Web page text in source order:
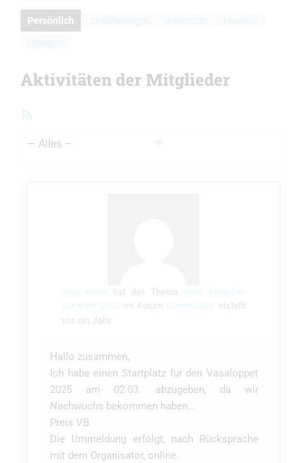
Persönlich
Aktivitäten der Mitglieder
Jens Kinne hat das Thema Biete Startplatz
Vasalauf 2025 im Forum Suche/Biete erstellt
vor ein Jahr
Hallo zusammen,
Ich habe einen Startplatz für den Vasaloppet
2025 am 02.03. abzugeben, da wir
Nachwuchs bekommen haben…
Preis VB
Die Ummeldung erfolgt, nach Rücksprache
mit dem Organisator, online.